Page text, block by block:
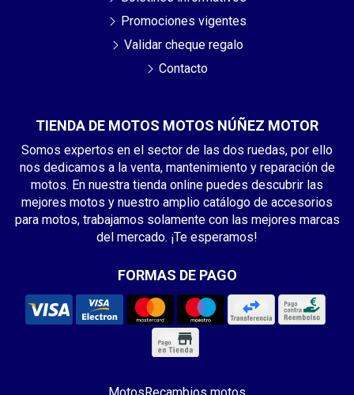
TIENDA DE MOTOS MOTOS NÚÑEZ MOTOR
Somos expertos en el sector de las dos ruedas, por ello
nos dedicamos a la venta, mantenimiento y reparación de
motos. En nuestra tienda online puedes descubrir las
mejores motos y nuestro amplio catálogo de accesorios
para motos, trabajamos solamente con las mejores marcas
del mercado. ¡Te esperamos!
FORMAS DE PAGO
Promociones vigentes
Validar cheque regalo
Contacto